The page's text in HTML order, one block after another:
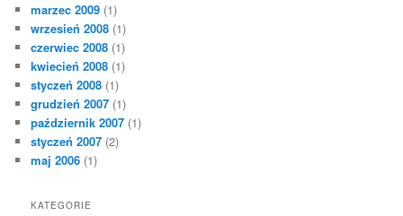
marzec 2009 (1)
wrzesień 2008 (1)
czerwiec 2008 (1)
kwiecień 2008 (1)
styczeń 2008 (1)
grudzień 2007 (1)
październik 2007 (1)
styczeń 2007 (2)
maj 2006 (1)
KATEGORIE